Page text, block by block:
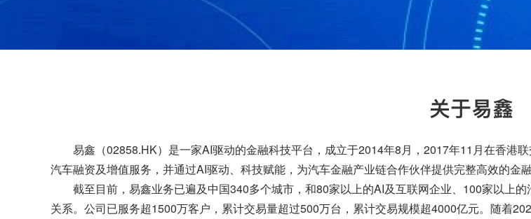
易鑫（02858.HK）是一家AI驱动的金融科技平台，成立于2014年8月，2017年11月在香港
汽车融资及增值服务，并通过AI驱动、科技赋能，为汽车金融产业链合作伙伴提供完整高效的金融
截至目前，易鑫业务已遍及中国340多个城市，和80家以上的AI及互联网企业、100家以上
关系。公司已服务超1500万客户，累计交易量超过500万台，累计交易规模超4000亿元。随着